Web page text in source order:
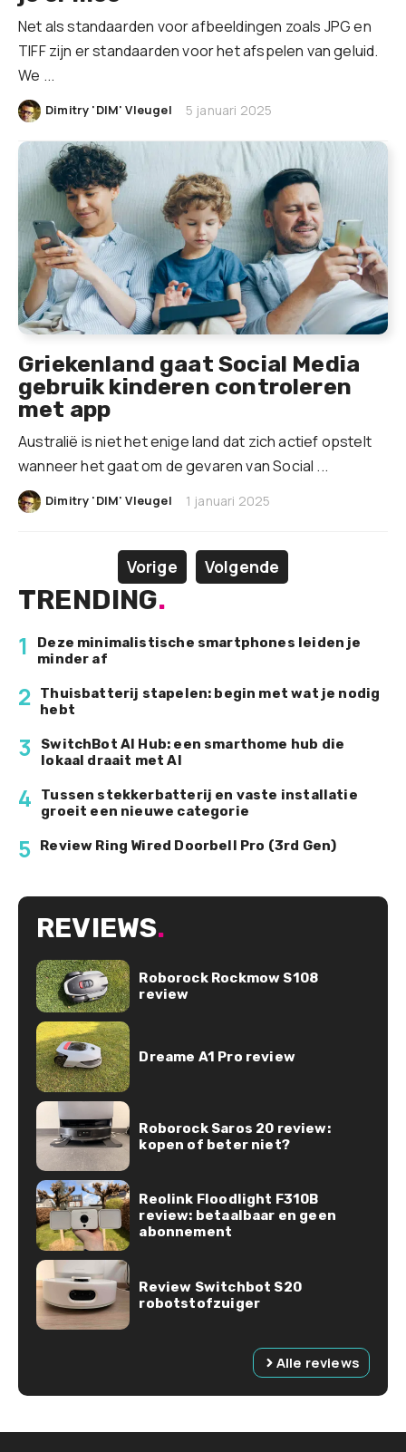
Net als standaarden voor afbeeldingen zoals JPG en
TIFF zijn er standaarden voor het afspelen van geluid.
We ...
Dimitry 'DIM' Vleugel 5 januari 2025
Griekenland gaat Social Media
gebruik kinderen controleren
met app
Australië is niet het enige land dat zich actief opstelt
wanneer het gaat om de gevaren van Social ...
Dimitry 'DIM' Vleugel 1 januari 2025
Vorige Volgende
TRENDING.
1
Deze minimalistische smartphones leiden je
minder af
2
Thuisbatterij stapelen: begin met wat je nodig
hebt
3
SwitchBot AI Hub: een smarthome hub die
lokaal draait met AI
4
Tussen stekkerbatterij en vaste installatie
groeit een nieuwe categorie
5 Review Ring Wired Doorbell Pro (3rd Gen)
REVIEWS.
Roborock Rockmow S108
review
Dreame A1 Pro review
Roborock Saros 20 review:
kopen of beter niet?
Reolink Floodlight F310B
review: betaalbaar en geen
abonnement
Review Switchbot S20
robotstofzuiger
Alle reviews